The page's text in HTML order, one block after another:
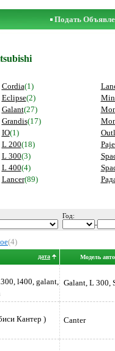
Подать
Cordia(1)
Eclipse(2)
Galant(27)
Grandis(17)
IO(1)
L 200(18)
L 300(3)
L 400(4)
Lancer(89)
Год:
-
(4)
дата Модель авто
l400, galant, Galant, L 300,
Кантер )
Canter